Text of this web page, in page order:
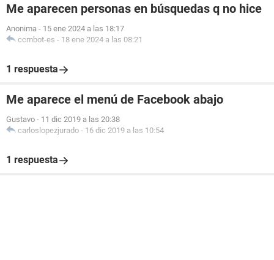
Me aparecen personas en búsquedas q no hice
Anonima - 15 ene 2024 a las 18:17
ccmbot-es - 18 ene 2024 a las 08:21
1 respuesta
Me aparece el menú de Facebook abajo
Gustavo - 11 dic 2019 a las 20:38
carloslopezjurado - 16 dic 2019 a las 10:54
1 respuesta